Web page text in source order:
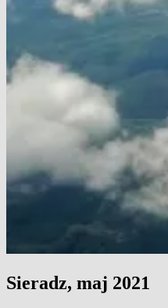
Sieradz, maj 2021